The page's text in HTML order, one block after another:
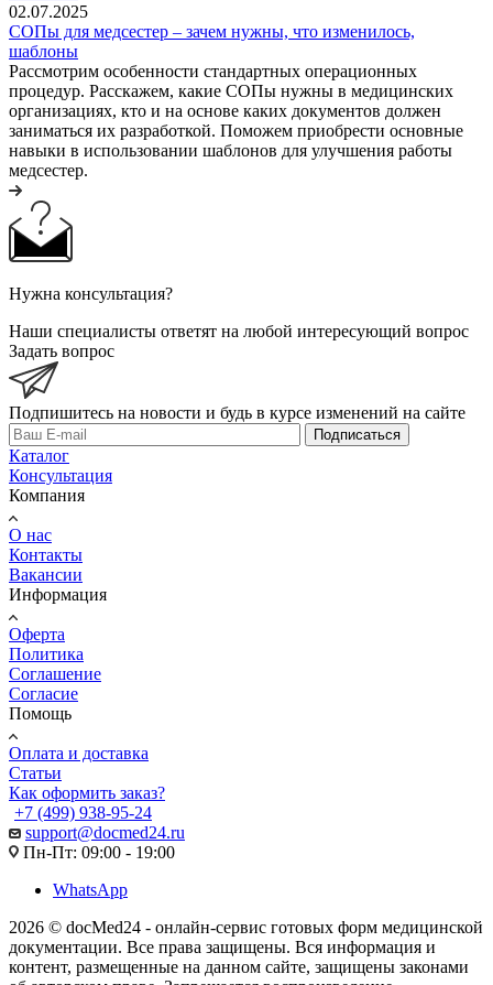
02.07.2025
СОПы для медсестер – зачем нужны, что изменилось,
шаблоны
Рассмотрим особенности стандартных операционных
процедур. Расскажем, какие СОПы нужны в медицинских
организациях, кто и на основе каких документов должен
заниматься их разработкой. Поможем приобрести основные
навыки в использовании шаблонов для улучшения работы
медсестер.
Нужна консультация?
Наши специалисты ответят на любой интересующий вопрос
Задать вопрос
Подпишитесь на новости и будь в курсе изменений на сайте
Подписаться
Каталог
Консультация
Компания
О нас
Контакты
Вакансии
Информация
Оферта
Политика
Соглашение
Согласие
Помощь
Оплата и доставка
Статьи
Как оформить заказ?
+7 (499) 938-95-24
support@docmed24.ru
Пн-Пт: 09:00 - 19:00
WhatsApp
2026 © docMed24 - онлайн-сервис готовых форм медицинской
документации. Все права защищены. Вся информация и
контент, размещенные на данном сайте, защищены законами